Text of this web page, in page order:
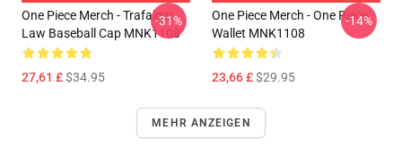
One Piece Merch - Trafalgar
Law Baseball Cap MNK1108
27,61 £$34.95
-31%
One Piece Merch - One Piece
Wallet MNK1108
23,66 £$29.95
-14%
MEHR ANZEIGEN